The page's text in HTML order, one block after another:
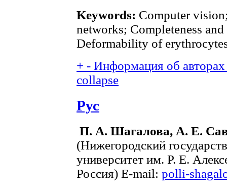
Keywords: Computer
networks; Completeness
Deformability of
+ - Информация об
collapse
Рус
П. А. Шагалова, А. Е.
(Нижегородский
университет им. Р. Е.
Россия) E-mail: polli-